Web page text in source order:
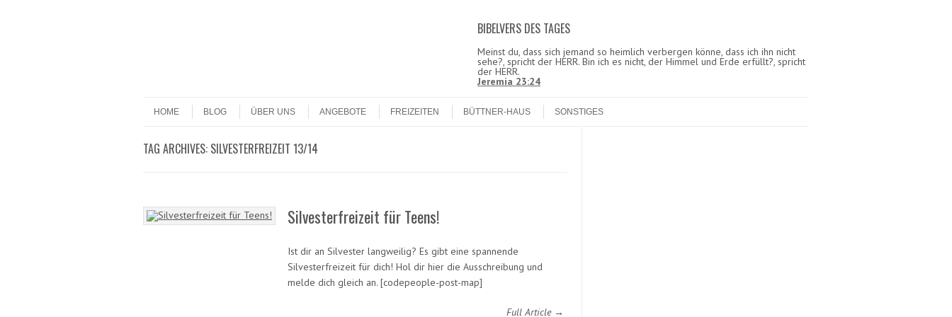
BIBELVERS DES TAGES
Meinst du, dass sich jemand so heimlich verbergen könne, dass ich ihn nicht
sehe?, spricht der HERR. Bin ich es nicht, der Himmel und Erde erfüllt?, spricht
der HERR.
Jeremia 23:24
Menu
HOME
BLOG ÜBER UNS ANGEBOTE FREIZEITEN BÜTTNER-HAUS SONSTIGES
TAG ARCHIVES: SILVESTERFREIZEIT 13/14
Silvesterfreizeit für Teens!
Ist dir an Silvester langweilig? Es gibt eine spannende
Silvesterfreizeit für dich! Hol dir hier die Ausschreibung und
melde dich gleich an. [codepeople-post-map]
Full Article →